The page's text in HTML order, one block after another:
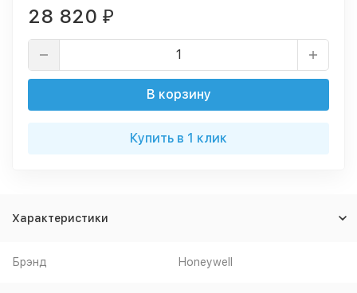
28 820 ₽
В корзину
Купить в 1 клик
Характеристики
Брэнд Honeywell